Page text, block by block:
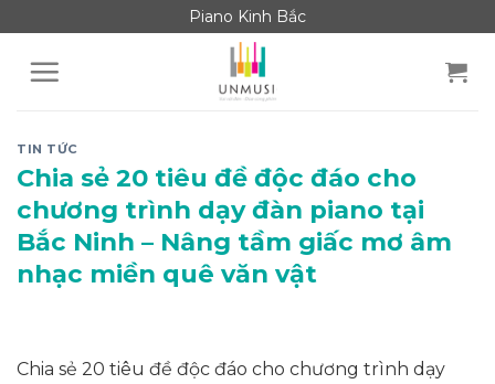
to
content
Piano Kinh Bắc
TIN TỨC
Chia sẻ 20 tiêu đề độc đáo cho
chương trình dạy đàn piano tại
Bắc Ninh – Nâng tầm giấc mơ âm
nhạc miền quê văn vật
Chia sẻ 20 tiêu đề độc đáo cho chương trình dạy